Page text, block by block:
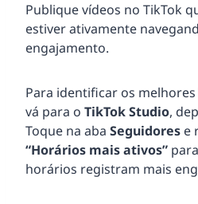
Publique vídeos no TikTok
estiver ativamente
engajamento.
Para identificar os
vá para o TikTok Studio,
Toque na aba Seguidores e
“Horários mais ativos”
horários registram mais